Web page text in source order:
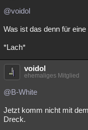
@voidol
Was ist das denn für eine
*Lach*
voidol
ehemaliges Mitglied
@B-White
Jetzt komm nicht mit
Dreck.